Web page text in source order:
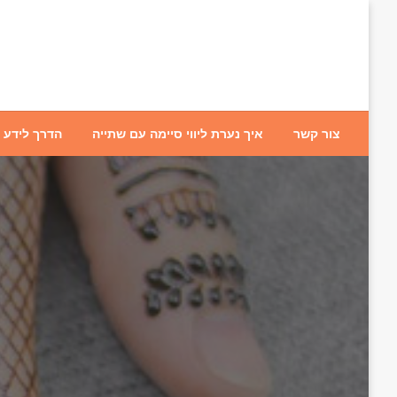
צור קשר איך נערת ליווי סיימה עם שתייה הדרך לידע